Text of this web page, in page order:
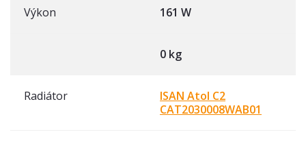
Výkon 161 W
0 kg
Radiátor
ISAN Atol C2
CAT2030008WAB01